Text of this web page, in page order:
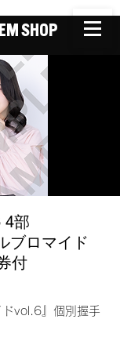
SHOP
4部
ブロマイド
付
ドvol.6』個別握手